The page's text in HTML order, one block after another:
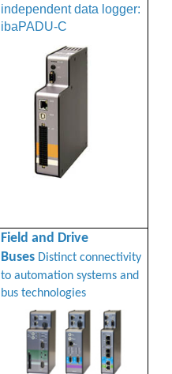
independent data logger:
ibaPADU-C
Field and Drive
Buses Distinct connectivity
to automation systems and
bus technologies